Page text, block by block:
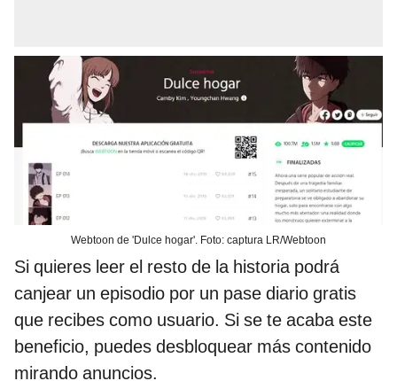
Webtoon de 'Dulce hogar'. Foto: captura LR/Webtoon
Si quieres leer el resto de la historia podrá
canjear un episodio por un pase diario gratis
que recibes como usuario. Si se te acaba este
beneficio, puedes desbloquear más contenido
mirando anuncios.